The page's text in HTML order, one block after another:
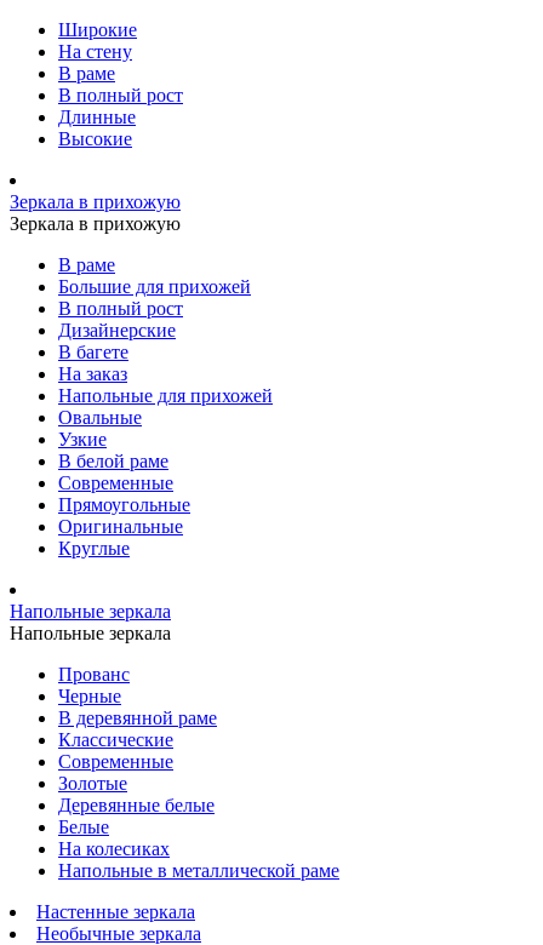
Широкие
На стену
В раме
В полный рост
Длинные
Высокие
Зеркала в прихожую
Зеркала в прихожую
В раме
Большие для прихожей
В полный рост
Дизайнерские
В багете
На заказ
Напольные для прихожей
Овальные
Узкие
В белой раме
Современные
Прямоугольные
Оригинальные
Круглые
Напольные зеркала
Напольные зеркала
Прованс
Черные
В деревянной раме
Классические
Современные
Золотые
Деревянные белые
Белые
На колесиках
Напольные в металлической раме
Настенные зеркала
Необычные зеркала